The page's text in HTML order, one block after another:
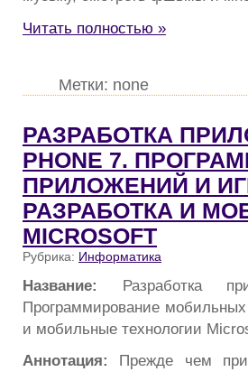
Читать полностью »
Метки: none
РАЗРАБОТКА
PHONE 7.
ПРИЛОЖЕНИЙ И
РАЗРАБОТКА И
MICROSOFT
Рубрика: Информатика
Название: Разработка
Программирование
и мобильные технологии
Аннотация: Прежде чем